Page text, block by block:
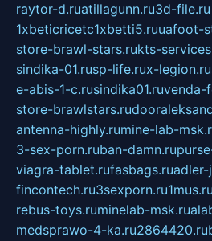
raytor-d.ruatillagunn.ru3d-file.ru
1xbeticricetc1xbetti5.ruuafoot-
store-brawl-stars.rukts-
sindika-01.rusp-life.rux-legion.ru
e-abis-1-c.rusindika01.ruvenda-
store-brawlstars.ru
antenna-highly.rumine-lab-
3-sex-porn.ruban-damn.ru
viagra-tablet.rufasbags.ruadler-
fincontech.ru3sexporn.ru1mus.ru
rebus-toys.ruminelab-msk.ru
medsprawo-4-ka.ru2864420.ru